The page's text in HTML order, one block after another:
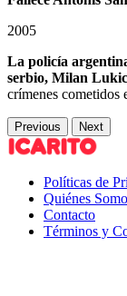
2005
La policía
serbio, Milan Lukic
crímenes cometidos
Previous Next
Políticas de
Quiénes
Contacto
Términos y